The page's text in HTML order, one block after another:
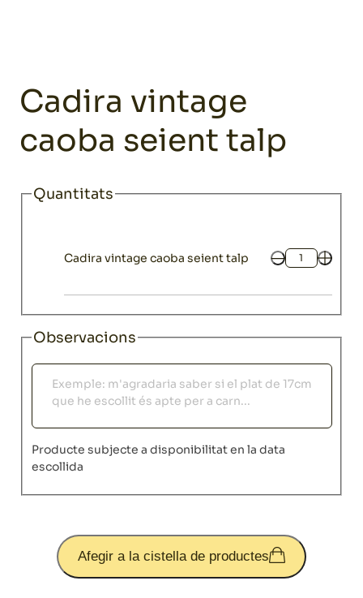
Cadira vintage
caoba seient talp
Quantitats
Cadira vintage caoba seient talp Quantitat
Observacions
Observacions
Producte subjecte a disponibilitat en la data
escollida
Afegir a la cistella de productes